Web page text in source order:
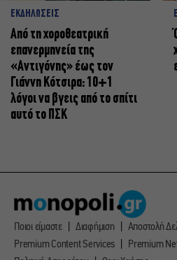
ΕΚΔΗΛΩΣΕΙΣ
Από τη χοροθεατρική
επανερμηνεία της
«Αντιγόνης» έως τον
Γιάννη Κότσιρα: 10+1
λόγοι να βγεις από το σπίτι
αυτό το ΠΣΚ
Ποιοι είμαστε Διαφήμιση
Αποστολή
Premium Content Services
Premium